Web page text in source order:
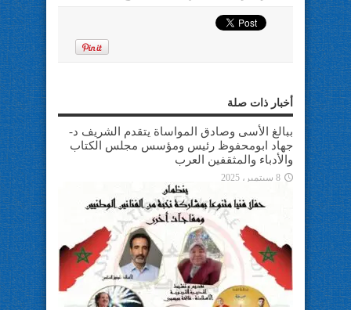
أخبار ذات صلة
ببالغ الأسى وصادق المواساة يتقدم الشريف د-
جهاد ابومحفوظ رئيس ومؤسس مجلس الكتاب
والأدباء والمثقفين العرب
8 سبتمبر، 2025